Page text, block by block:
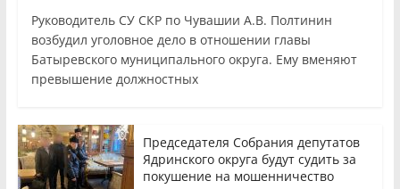
Руководитель СУ СКР по Чувашии А.В. Полтинин
возбудил уголовное дело в отношении главы
Батыревского муниципального округа. Ему вменяют
превышение должностных
Председателя Собрания депутатов
Ядринского округа будут судить за
покушение на мошенничество